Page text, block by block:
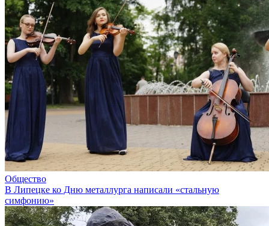
Общество
В Липецке ко Дню металлурга написали «стальную
симфонию»